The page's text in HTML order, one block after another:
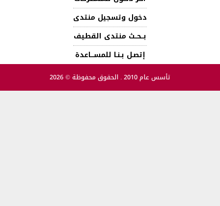
دخول وتسجيل منتدى
بــحــث منتدى القطيف
إتصـل بـنـا للمســـاعدة
تأسس عام 2010 . الحقوق محفوظة © 2026